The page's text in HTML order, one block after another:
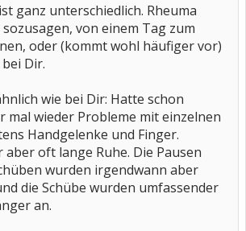
ganz unterschiedlich. Rheuma
von einem Tag zum
oder (kommt wohl häufiger vor)
Dir.
wie bei Dir: Hatte schon
mal wieder Probleme mit einzelnen
Handgelenke und Finger.
aber oft lange Ruhe. Die Pausen
wurden irgendwann aber
die Schübe wurden umfassender
an.